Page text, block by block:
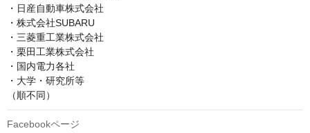
・日産自動車株式会社
・株式会社SUBARU
・三菱重工業株式会社
・栗田工業株式会社
・国内電力各社
・大学・研究所等
（順不同）
Facebookページ